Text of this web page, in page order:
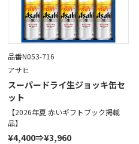
品番N053-716
アサヒ
スーパードライ生ジョッキ缶セ
ット
【2026年夏 赤いギフトブック掲載
品】
¥4,400⇒¥3,960